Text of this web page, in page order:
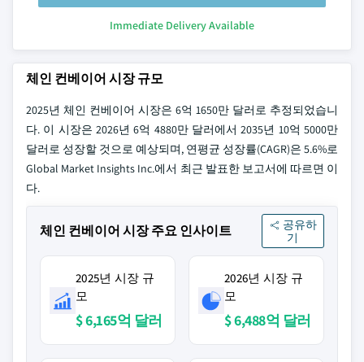
Immediate Delivery Available
체인 컨베이어 시장 규모
2025년 체인 컨베이어 시장은 6억 1650만 달러로 추정되었습니
다. 이 시장은 2026년 6억 4880만 달러에서 2035년 10억 5000만
달러로 성장할 것으로 예상되며, 연평균 성장률(CAGR)은 5.6%로
Global Market Insights Inc.에서 최근 발표한 보고서에 따르면 이
다.
체인 컨베이어 시장 주요 인사이트
공유하
기
2025년 시장 규
모
$ 6,165억 달러
2026년 시장 규
모
$ 6,488억 달러